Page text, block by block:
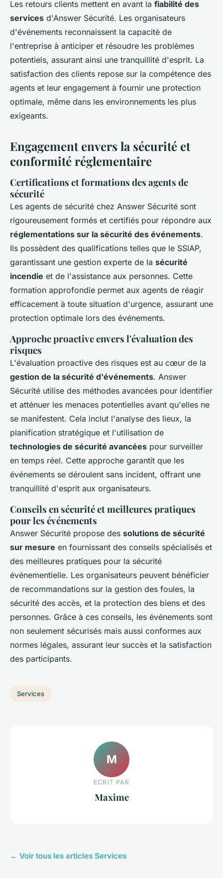
Les retours clients mettent en avant la fiabilité des
services d'Answer Sécurité. Les organisateurs
d'événements reconnaissent la capacité de
l'entreprise à anticiper et résoudre les problèmes
potentiels, assurant ainsi une tranquillité d'esprit. La
satisfaction des clients repose sur la compétence des
agents et leur engagement à fournir une protection
optimale, même dans les environnements les plus
exigeants.
Engagement envers la sécurité et
conformité réglementaire
Certifications et formations des agents de
sécurité
Les agents de sécurité chez Answer Sécurité sont
rigoureusement formés et certifiés pour répondre aux
réglementations sur la sécurité des événements.
Ils possèdent des qualifications telles que le SSIAP,
garantissant une gestion experte de la sécurité
incendie et de l'assistance aux personnes. Cette
formation approfondie permet aux agents de réagir
efficacement à toute situation d'urgence, assurant une
protection optimale lors des événements.
Approche proactive envers l'évaluation des
risques
L'évaluation proactive des risques est au cœur de la
gestion de la sécurité d'événements. Answer
Sécurité utilise des méthodes avancées pour identifier
et atténuer les menaces potentielles avant qu'elles ne
se manifestent. Cela inclut l'analyse des lieux, la
planification stratégique et l'utilisation de
technologies de sécurité avancées pour surveiller
en temps réel. Cette approche garantit que les
événements se déroulent sans incident, offrant une
tranquillité d'esprit aux organisateurs.
Conseils en sécurité et meilleures pratiques
pour les événements
Answer Sécurité propose des solutions de sécurité
sur mesure en fournissant des conseils spécialisés et
des meilleures pratiques pour la sécurité
événementielle. Les organisateurs peuvent bénéficier
de recommandations sur la gestion des foules, la
sécurité des accès, et la protection des biens et des
personnes. Grâce à ces conseils, les événements sont
non seulement sécurisés mais aussi conformes aux
normes légales, assurant leur succès et la satisfaction
des participants.
Services
M
ECRIT PAR
Maxime
← Voir tous les articles Services